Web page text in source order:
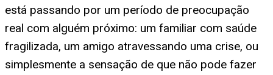
está passando por um período de preocupação
real com alguém próximo: um familiar com saúde
fragilizada, um amigo atravessando uma crise, ou
simplesmente a sensação de que não pode fazer